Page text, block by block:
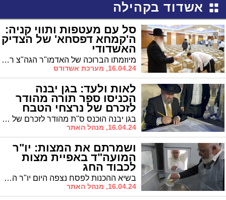
אשדוד בקהילה
סל עם מעטפות ותווי קניה:
ה'קמחא דפסחא' של הצדיק
האשדודי
מיוזמתו הברוכה של האדמו"ר הגה"צ רבי דוד חנניה פינטו נשיא ממלכת התורה "אורות חיים ומשה", אלפי משפחות זכו לקבל "קמחא דפסחא" לקראת חג הפסח ובנוסף מעטפות עם תווי קניה
16.04.24, מערכת אשדודס
לאות ולעד: בגן יבנה
הכניסו ספר תורה מהודר
לזכרם של נרצחי הטבח
בגן יבנה הוכנס ס"ת מהודר לזכרם של הנרצחים ביום שמחת תורה, הי"ד
16.04.24, מנהל האתר
ושמרתם את המצות: יו"ר
המועה"ד באפיית מצות
לכבוד החג
בשיא ההכנות לפסח נצפה היום יו"ר המועה"ד כשהוא אופה מצות בעצמו
16.04.24, מנהל האתר